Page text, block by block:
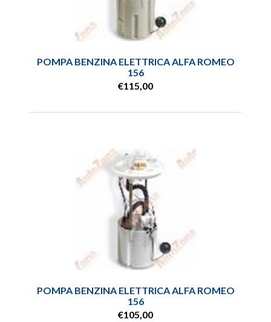
POMPA BENZINA ELETTRICA ALFA ROMEO
156
€115,00
POMPA BENZINA ELETTRICA ALFA ROMEO
156
€105,00